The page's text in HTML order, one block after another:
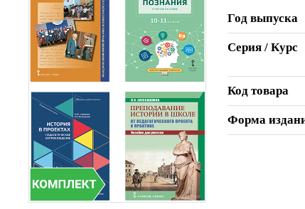
Год выпуска
Серия / Курс
Код товара
Форма